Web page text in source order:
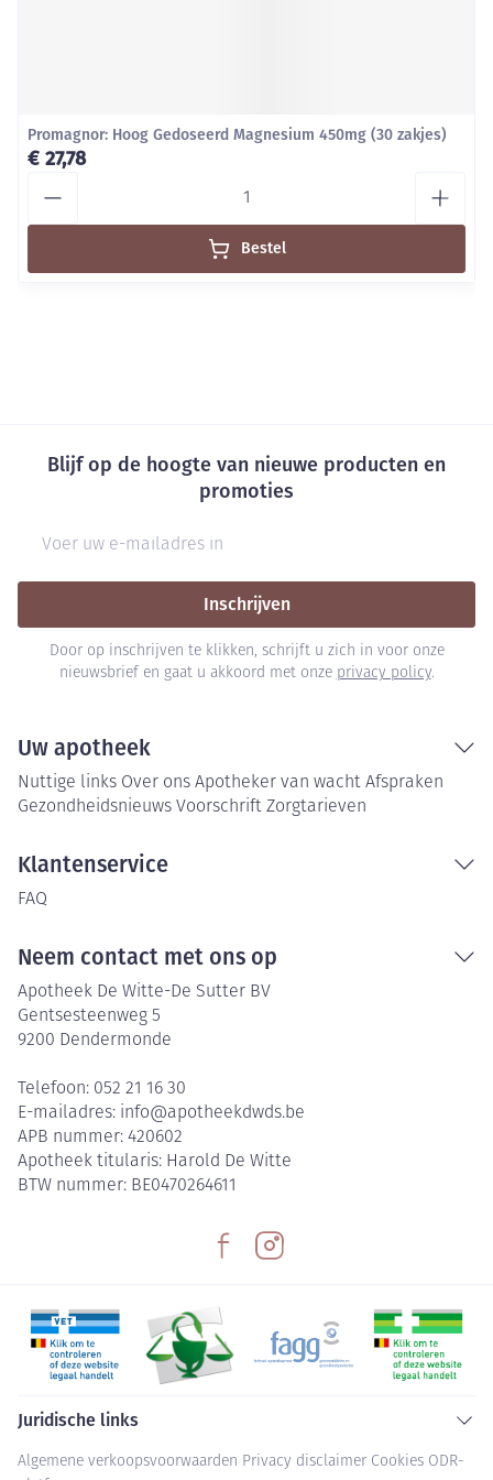
Promagnor: Hoog Gedoseerd Magnesium 450mg (30 zakjes)
€ 27,78
Bestel
Blijf op de hoogte van nieuwe producten en
promoties
Inschrijven
Door op inschrijven te klikken, schrijft u zich in voor onze
nieuwsbrief en gaat u akkoord met onze privacy policy.
Uw apotheek
Nuttige links Over ons Apotheker van wacht Afspraken
Gezondheidsnieuws Voorschrift Zorgtarieven
Klantenservice
FAQ
Neem contact met ons op
Apotheek De Witte-De Sutter BV
Gentsesteenweg 5
9200 Dendermonde
Telefoon: 052 21 16 30
E-mailadres: info@apotheekdwds.be
APB nummer: 420602
Apotheek titularis: Harold De Witte
BTW nummer: BE0470264611
Juridische links
Algemene verkoopsvoorwaarden Privacy disclaimer Cookies ODR-